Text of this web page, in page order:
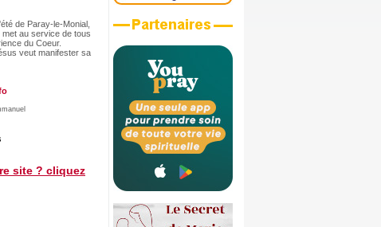
de Paray-le-Monial,
au service de tous
du Coeur.
veut manifester sa
site ? cliquez